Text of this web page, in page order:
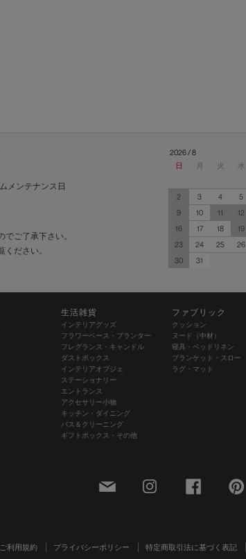
メンテナンス日
ご了承下さい。
ください。
2026 / 8
日
月 火 水
2
3 4 5
9
10 11 12
16
17 18 19
23
24 25 26
30
31
生活雑貨
インテリアグッズ
フラワーベース・プランター
フレグランス・キャンドル
ダストボックス
インテリアオブジェ
ステーショナリー
エントランス
アクセサリー小物
キッチン・ダイニング
バス＆クリーニング
ギフトボックス・その他
ファブリック
クッション
ヌード（中材）
寝具・ベッドリネン
ブランケット・スロー
ラグ・マット
ご利用規約 プライバシーポリシー 特定商取引法に基づく表記